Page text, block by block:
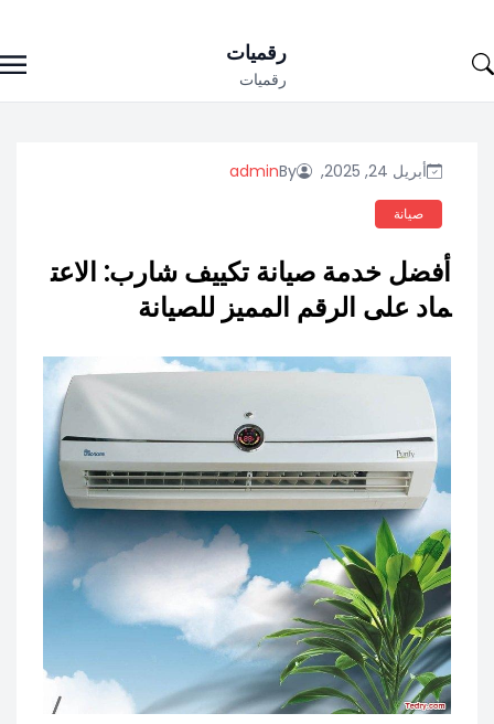
to
رقميات
رقميات
أبريل 24, 2025, By
admin
صيانة
أفضل خدمة صيانة تكييف شارب: الاعت
ماد على الرقم المميز للصيانة